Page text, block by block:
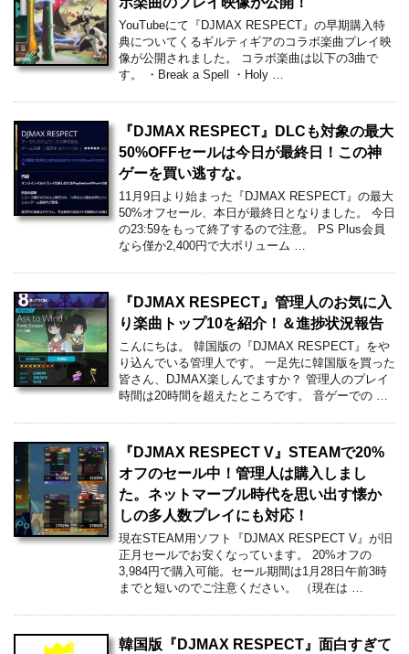
YouTubeにて『DJMAX RESPECT』の早期購入特
典についてくるギルティギアのコラボ楽曲プレイ映
像が公開されました。 コラボ楽曲は以下の3曲で
す。 ・Break a Spell ・Holy …
『DJMAX RESPECT』DLCも対象の最大
50%OFFセールは今日が最終日！この神
ゲーを買い逃すな。
11月9日より始まった『DJMAX RESPECT』の最大
50%オフセール、本日が最終日となりました。 今日
の23:59をもって終了するので注意。 PS Plus会員
なら僅か2,400円で大ボリューム …
『DJMAX RESPECT』管理人のお気に入
り楽曲トップ10を紹介！＆進捗状況報告
こんにちは。 韓国版の『DJMAX RESPECT』をや
り込んでいる管理人です。 一足先に韓国版を買った
皆さん、DJMAX楽しんでますか？ 管理人のプレイ
時間は20時間を超えたところです。 音ゲーでの …
『DJMAX RESPECT V』STEAMで20%
オフのセール中！管理人は購入しまし
た。ネットマーブル時代を思い出す懐か
しの多人数プレイにも対応！
現在STEAM用ソフト『DJMAX RESPECT V』が旧
正月セールでお安くなっています。 20%オフの
3,984円で購入可能。セール期間は1月28日午前3時
までと短いのでご注意ください。 （現在は …
韓国版『DJMAX RESPECT』面白すぎて